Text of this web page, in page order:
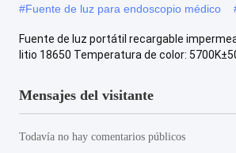
#Fuente de luz para endoscopio médico
Fuente de luz portátil recargable
litio 18650 Temperatura de color:
Mensajes del visitante
Todavía no hay comentarios públicos